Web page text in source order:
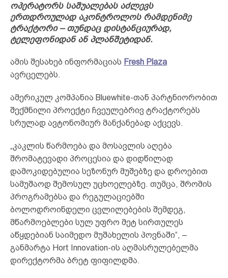
ოპერატორს საშუალებას აძლევს
ერთდროულად აკონტროლოს რამდენიმე
ტრაქტორი – თუნდაც დისტანციურად,
ტელეფონიდან ან პლანშეტიდან.
ამის შესახებ ინფორმაციას Fresh Plaza
ავრცელებს.
ამერიკულ კომპანია Bluewhite-თან პარტნიორობით
შექმნილი პროექტი ჩვეულებრივ ტრაქტორებს
სრულად ავტონომიურ მანქანებად აქცევს.
„კაკლის წარმოება და მოსავლის აღება
შრომატევადი პროცესია და დიდწილად
დამოკიდებულია სეზონურ მუშებზე და დროებით
სამუშაოდ შემოსულ უცხოელებზე. თუმცა, შრომის
პროგრამებსა და რეგულაციებში
ბოლოდროინდელი ცვლილებების შემდეგ,
მწარმოებლები სულ უფრო მეტ სირთულეს
აწყდებიან საიმედო მუშახელის პოვნაში“, –
განმარტა Hort Innovation-ის აღმასრულებელმა
დირექტორმა ბრეტ ფიფილდმა.